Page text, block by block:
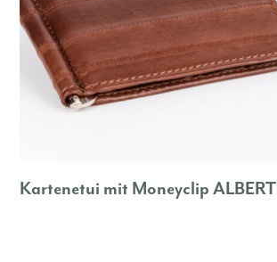
Kartenetui mit Moneyclip ALBERT